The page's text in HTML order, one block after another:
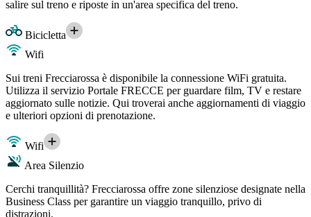
salire sul treno e riposte in un'area specifica del treno.
Bicicletta
Wifi
Sui treni Frecciarossa è disponibile la connessione WiFi gratuita.
Utilizza il servizio Portale FRECCE per guardare film, TV e restare
aggiornato sulle notizie. Qui troverai anche aggiornamenti di viaggio
e ulteriori opzioni di prenotazione.
Wifi
Area Silenzio
Cerchi tranquillità? Frecciarossa offre zone silenziose designate nella
Business Class per garantire un viaggio tranquillo, privo di
distrazioni.